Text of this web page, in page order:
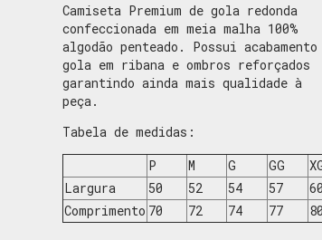
Camiseta Premium de gola redonda
confeccionada em meia malha 100%
algodão penteado. Possui acabamento
gola em ribana e ombros reforçados
garantindo ainda mais qualidade à
peça.
Tabela de medidas:
P
M G GG
Largura
50 52 54 57
60
Comprimento 70 72 74 77 80